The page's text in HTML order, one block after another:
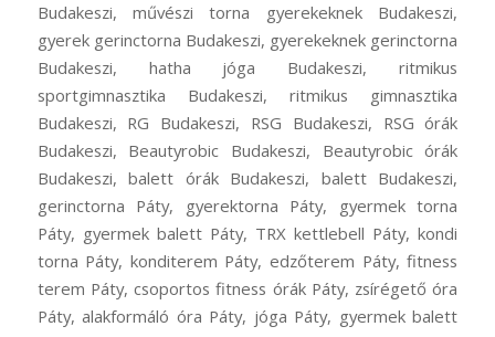
Budakeszi, művészi torna gyerekeknek Budakeszi,
gyerek gerinctorna Budakeszi, gyerekeknek gerinctorna
Budakeszi, hatha jóga Budakeszi, ritmikus
sportgimnasztika Budakeszi, ritmikus gimnasztika
Budakeszi, RG Budakeszi, RSG Budakeszi, RSG órák
Budakeszi, Beautyrobic Budakeszi, Beautyrobic órák
Budakeszi, balett órák Budakeszi, balett Budakeszi,
gerinctorna Páty, gyerektorna Páty, gyermek torna
Páty, gyermek balett Páty, TRX kettlebell Páty, kondi
torna Páty, konditerem Páty, edzőterem Páty, fitness
terem Páty, csoportos fitness órák Páty, zsírégető óra
Páty, alakformáló óra Páty, jóga Páty, gyermek balett